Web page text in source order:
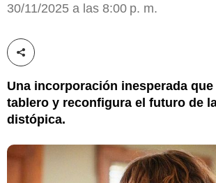
30/11/2025 a las 8:00 p. m.
Compartir esta noticia
Una incorporación inesperada que
tablero y reconfigura el futuro de
distópica.